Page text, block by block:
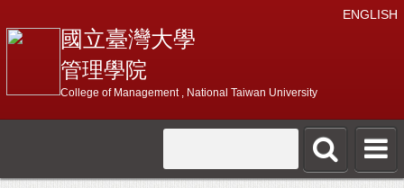
ENGLISH
國立臺灣大學
管理學院
College of Management , National Taiwan University